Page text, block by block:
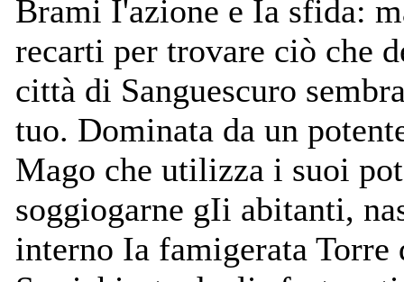
Brami I'azione e Ia sfida:
recarti per trovare ciò che
città di Sanguescuro
tuo. Dominata da un
Mago che utilizza i suoi
soggiogarne gIi abitanti,
interno Ia famigerata Torre